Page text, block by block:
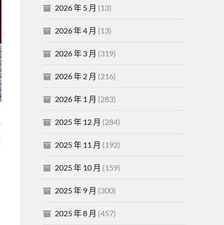
2026 年 5 月 (13)
2026 年 4 月 (13)
2026 年 3 月 (319)
2026 年 2 月 (216)
2026 年 1 月 (283)
2025 年 12 月 (284)
2025 年 11 月 (192)
2025 年 10 月 (159)
2025 年 9 月 (300)
2025 年 8 月 (457)